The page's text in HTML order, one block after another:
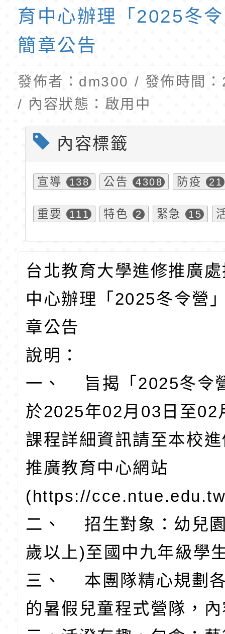
公告(尚有缺額)
育中心辦理「2025冬
簡章公告
發佈者：dm300 / 發佈時間
/ 內容狀態：啟用中
內容標籤
宣導 138 公告 4308 防疫 21
重要 111 特色 2 緊急 15
台北教育大學進修推廣
中心辦理「2025冬令營
章公告
說明：
一、 旨揭「2025冬令
於2025年02月03日至02
課程詳細資訊請至本校
推廣教育中心網站
(https://
二、 招生對象：幼兒
歲以上)至國中九年級學
三、 本團隊精心規劃
的暑假兒童程式營隊，